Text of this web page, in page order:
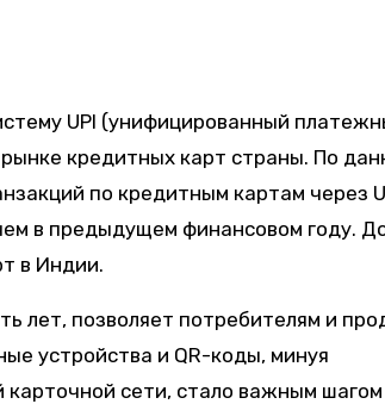
кредитных карт страны. По
по кредитным картам через
в предыдущем финансовом году.
в Индии.
лет, позволяет потребителям и
устройства и QR-коды, минуя
сети, стало важным шагом